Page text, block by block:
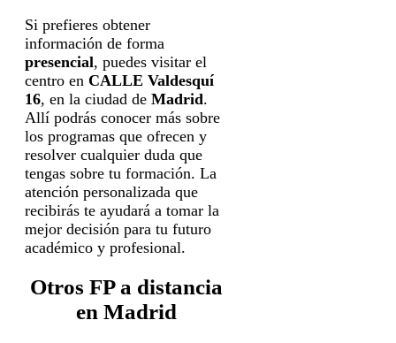
Si prefieres obtener
información de forma
presencial, puedes visitar el
centro en CALLE Valdesquí
16, en la ciudad de Madrid.
Allí podrás conocer más sobre
los programas que ofrecen y
resolver cualquier duda que
tengas sobre tu formación. La
atención personalizada que
recibirás te ayudará a tomar la
mejor decisión para tu futuro
académico y profesional.
Otros FP a distancia
en Madrid